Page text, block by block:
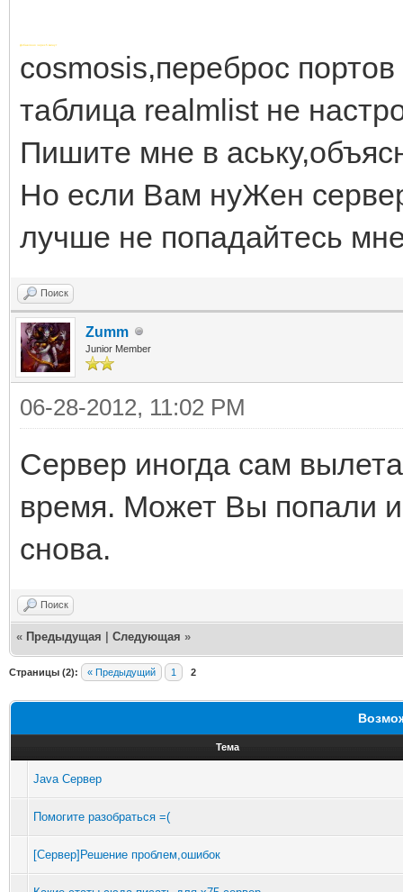
Добавлено через 5 минут
cosmosis,переброс
таблица realmlist не
Пишите мне в
Но если Вам нуЖен
лучше не попадайтесь
Поиск
Zumm
Junior Member
06-28-2012, 11:02 PM
Сервер иногда сам
время. Может Вы попали
снова.
Поиск
« Предыдущая Следующая »
Страницы (2): « Предыдущий 1 2
Тема
Java Сервер
Помогите разобраться =(
[Сервер]Решение проблем,ошибок